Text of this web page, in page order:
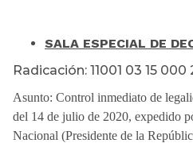
SALA ESPECIAL DE
Radicación: 11001 03 15
Asunto: Control inmediato de
del 14 de julio de 2020, expedido
Nacional (Presidente de la